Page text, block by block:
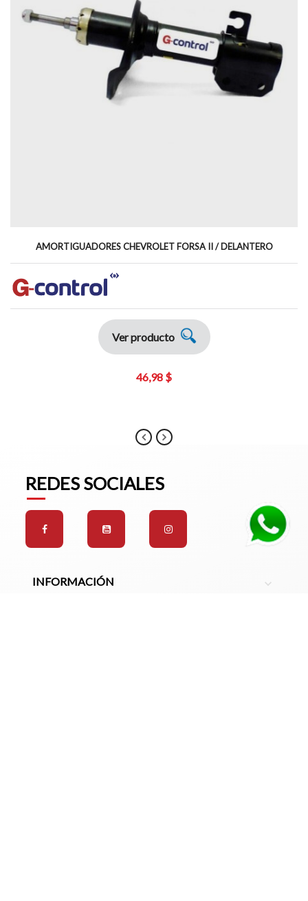
AMORTIGUADORES CHEVROLET FORSA II / DELANTERO
Ver producto
46,98 $
REDES SOCIALES
INFORMACIÓN expand_more